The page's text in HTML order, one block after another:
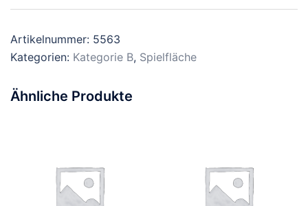
Artikelnummer: 5563
Kategorien: Kategorie B, Spielfläche
Ähnliche Produkte